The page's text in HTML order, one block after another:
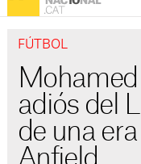
FÚTBOL
adiós del
de una